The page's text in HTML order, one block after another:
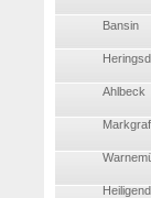
Bansin
Ahlbeck